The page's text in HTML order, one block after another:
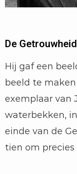
De
Hij gaf een
beeld te
exemplaar van
waterbekken,
einde van de
tien om precies